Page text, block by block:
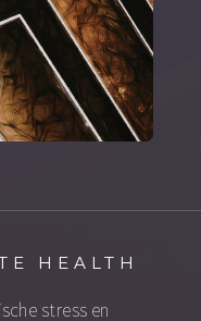
HEALTH
stress en